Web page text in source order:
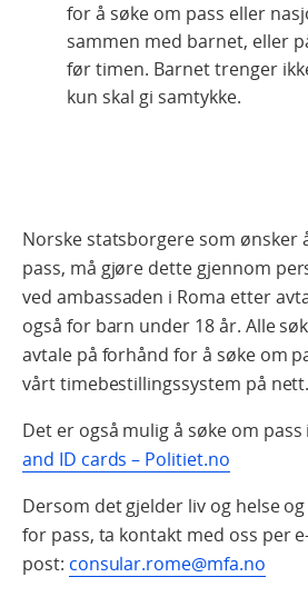
for å søke om pass eller
sammen med barnet, eller
før timen. Barnet trenger
kun skal gi samtykke.
Norske statsborgere som ønsker
pass, må gjøre dette gjennom
ved ambassaden i Roma etter
også for barn under 18 år. Alle
avtale på forhånd for å søke om
vårt timebestillingssystem på nett.
Det er også mulig å søke om pass
and ID cards – Politiet.no
Dersom det gjelder liv og helse
for pass, ta kontakt med oss per
post: consular.rome@mfa.no